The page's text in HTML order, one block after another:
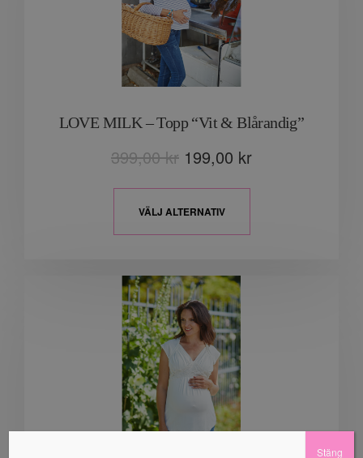
LOVE MILK – Topp “Vit & Blårandig”
399,00kr 199,00 kr
VÄLJ ALTERNATIV
Stäng